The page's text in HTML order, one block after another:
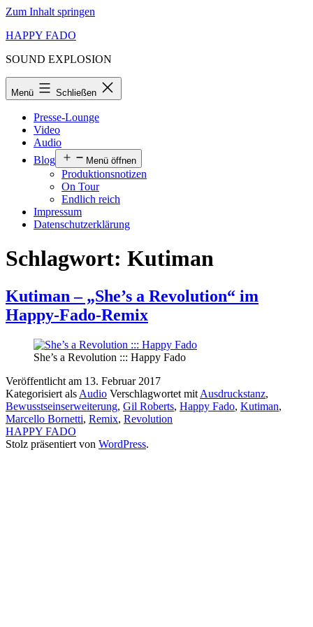
Zum Inhalt springen
HAPPY FADO
SOUND EXPLOSION
Menü Schließen
Presse-Lounge
Video
Audio
Blog
Menü öffnen
Produktionsnotizen
On Tour
Endlich reich
Impressum
Datenschutzerklärung
Schlagwort: Kutiman
Kutiman – „She’s a Revolution“ im
Happy-Fado-Remix
She’s a Revolution ::: Happy Fado
Veröffentlicht am 13. Februar 2017
Kategorisiert als Audio Verschlagwortet mit Ausdruckstanz,
Bewusstseinserweiterung, Gil Roberts, Happy Fado, Kutiman,
Marcello Bornetti, Remix, Revolution
HAPPY FADO
Stolz präsentiert von WordPress.